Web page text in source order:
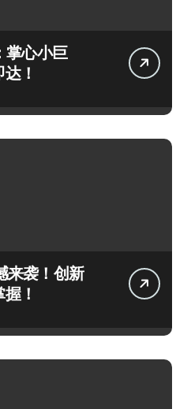
掌心小巨
！
来袭！创新
！